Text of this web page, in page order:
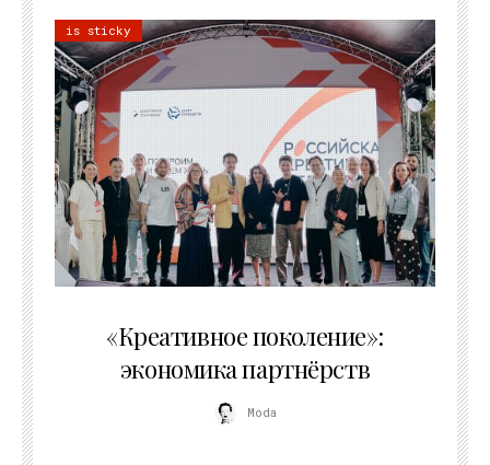
is sticky
«Креативное поколение»:
экономика партнёрств
Moda